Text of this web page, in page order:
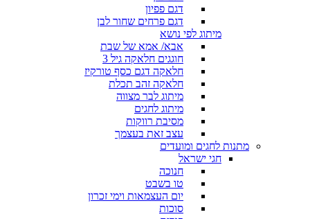
דגם פפיון
דגם פרחים שחור לבן
מיתוג לפי נושא
אבא/ אמא של שבת
חוגגים חלאקה גיל 3
חלאקה דגם כסף טורקיז
חלאקה זהב תכלת
מיתוג לבר מצווה
מיתוג לחגים
מסיבת רווקות
עצב זאת בעצמך
מתנות לחגים ומועדים
חגי ישראל
חנוכה
טו בשבט
יום העצמאות וימי זכרון
סוכות